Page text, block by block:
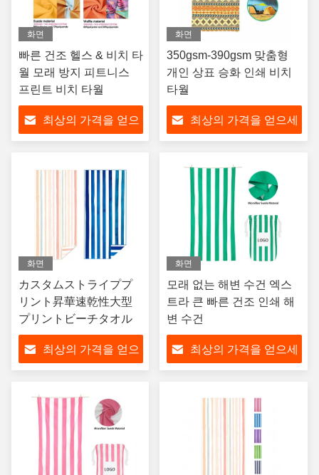
화면
빠른 건조 헬스 & 비치 타
월 모래 방지 피트니스
프린트 비치 타월
최상의 가격을 얻으
화면
350gsm-390gsm 맞춤형
개인 상표 승화 인쇄 비치
타월
최상의 가격을 얻으세
화면
カスタムストライププ
リント昇華速乾性大型
プリントビーチタオル
최상의 가격을 얻으
화면
모래 없는 해변 수건 엑스
트라 큰 빠른 건조 인쇄 해
변 수건
최상의 가격을 얻으세